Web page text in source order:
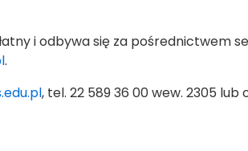
i odbywa się za pośrednictwem
.
, tel. 22 589 36 00 wew. 2305 lub